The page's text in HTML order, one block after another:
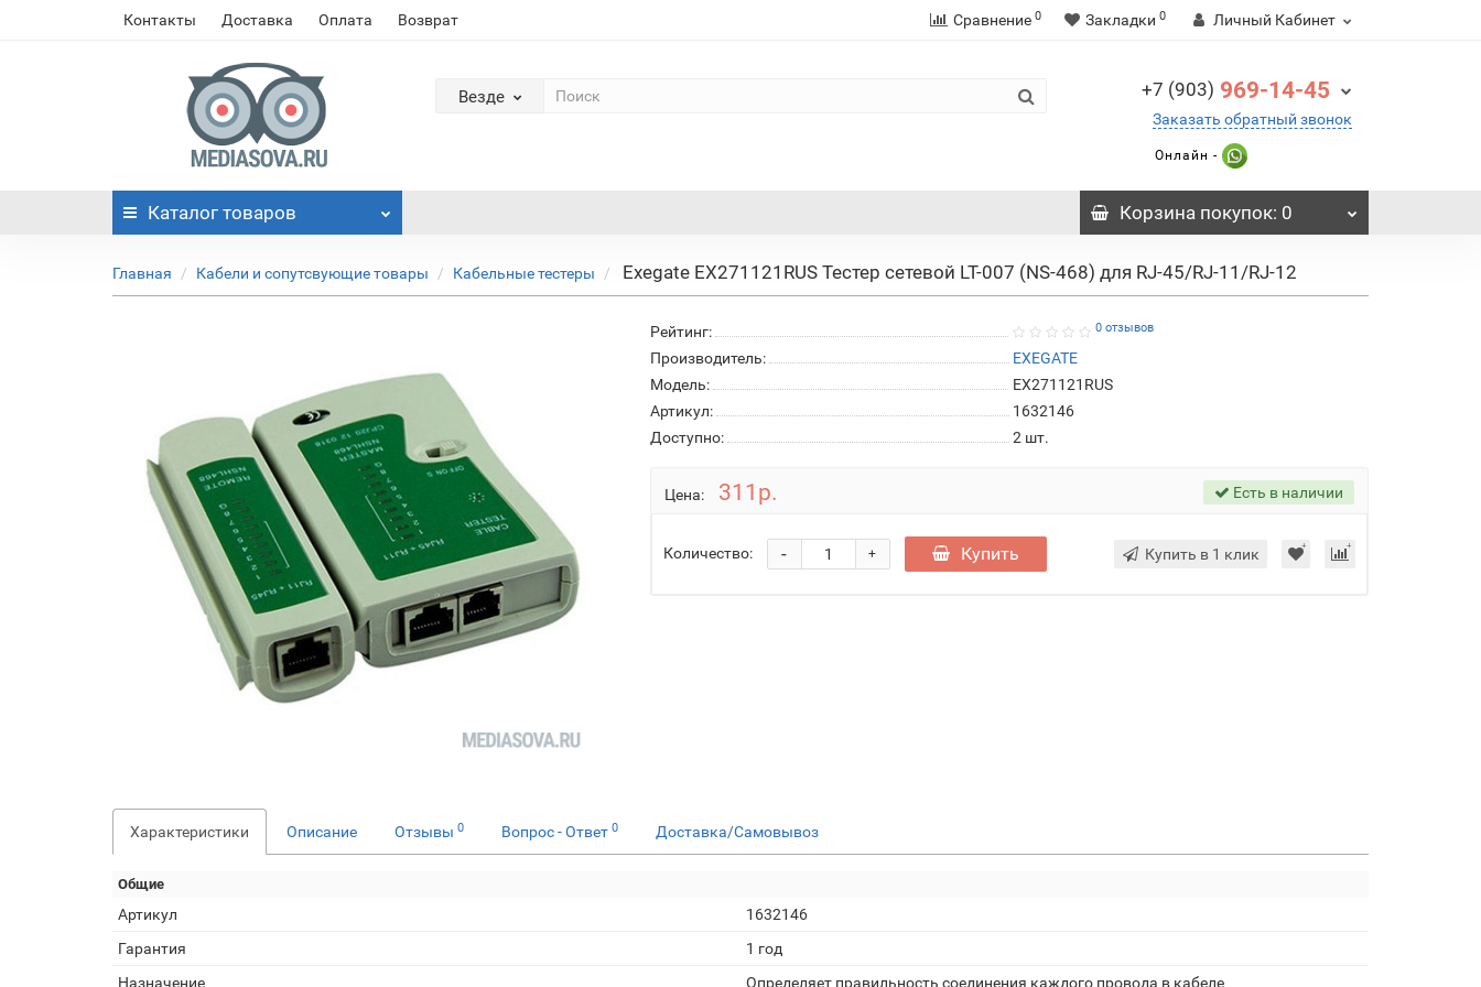
Контакты Доставка Оплата Возврат Сравнение 0 Закладки 0 Личный Кабинет
Везде +7 (903) 969-14-45
Заказать обратный звонок
Онлайн -
Каталог товаров Корзинапокупок: 0
Главная Кабели и сопутсвующие товары Кабельные тестеры Exegate EX271121RUS Тестер сетевой LT-007 (NS-468) для RJ-45/RJ-11/RJ-12
Рейтинг: 0 отзывов
Производитель:
EXEGATE
Модель:
EX271121RUS
Артикул:
1632146
Доступно:
2 шт.
Цена: 311р. Есть в наличии
Количество: +
- Купить Купить в 1 клик
Характеристики Описание Отзывы 0 Вопрос - Ответ 0 Доставка/Самовывоз
Общие
Артикул
1632146
Гарантия
1 год
Назначение
Определяет правильность соединения каждого провода в кабеле